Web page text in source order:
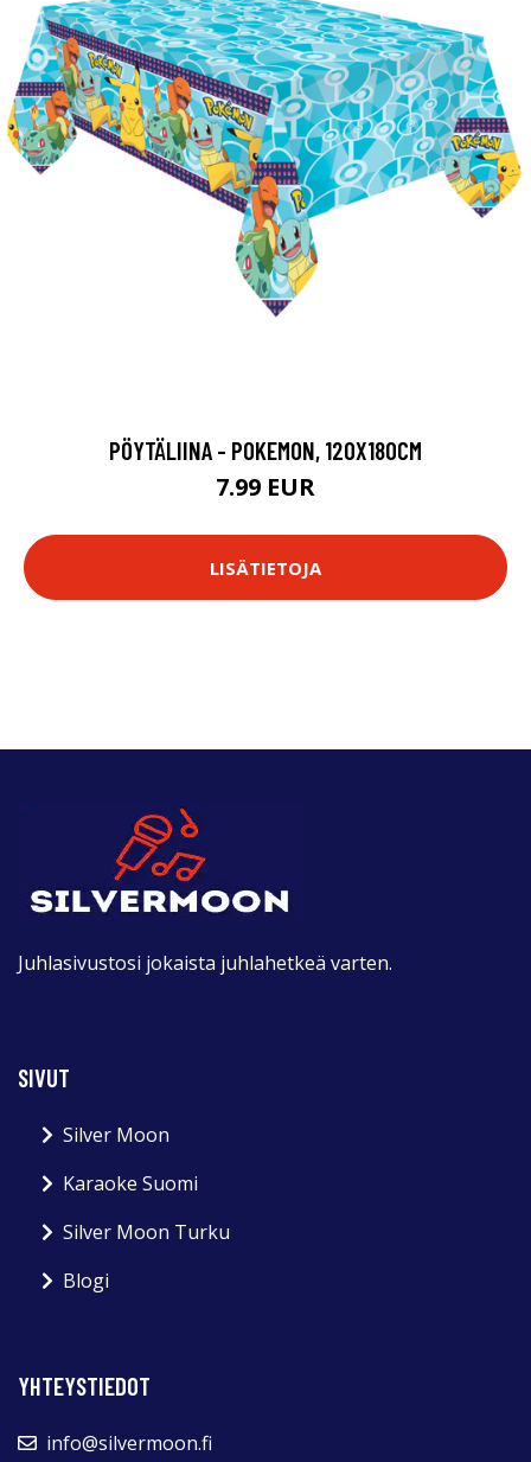
PÖYTÄLIINA - POKEMON, 120X180CM
7.99 EUR
LISÄTIETOJA
Juhlasivustosi jokaista juhlahetkeä varten.
SIVUT
Silver Moon
Karaoke Suomi
Silver Moon Turku
Blogi
YHTEYSTIEDOT
info@silvermoon.fi